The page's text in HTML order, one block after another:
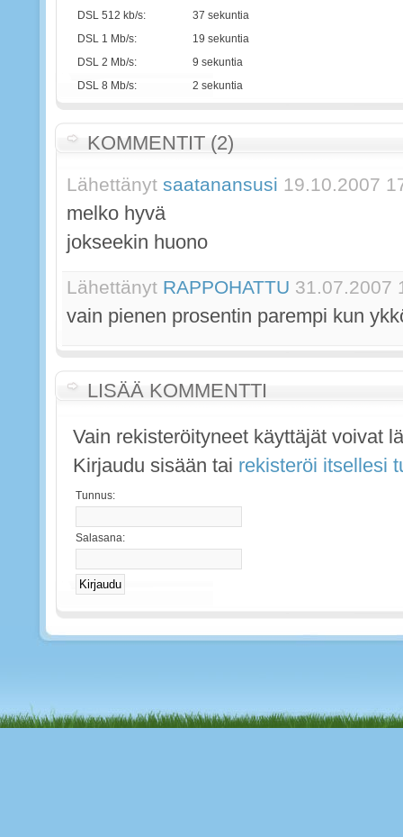
DSL 512 kb/s:
37 sekuntia
DSL 1 Mb/s:
19 sekuntia
DSL 2 Mb/s:
9 sekuntia
DSL 8 Mb/s:
2 sekuntia
KOMMENTIT (2)
Lähettänyt saatanansusi 19.10.2007
melko hyvä
jokseekin huono
Lähettänyt RAPPOHATTU 31.07.2007
vain pienen prosentin parempi kun
LISÄÄ KOMMENTTI
Vain rekisteröityneet käyttäjät voivat
Kirjaudu sisään tai rekisteröi itsellesi
Tunnus:
Salasana: